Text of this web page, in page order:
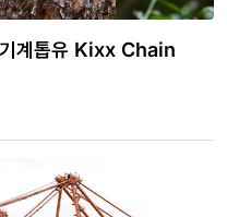
계톱유 Kixx Chain